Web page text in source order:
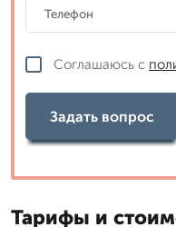
Соглашаюсь с
Задать вопрос
Тарифы и